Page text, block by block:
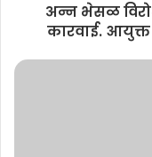
अन्न भेसळ
कारवाई.